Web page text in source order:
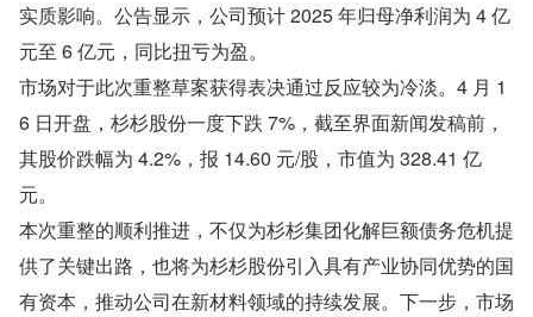
实质影响。公告显示，公司预计 2025 年归母净利润为 4 亿
元至 6 亿元，同比扭亏为盈。
市场对于此次重整草案获得表决通过反应较为冷淡。4 月 1
6 日开盘，杉杉股份一度下跌 7%，截至界面新闻发稿前，
其股价跌幅为 4.2%，报 14.60 元/股，市值为 328.41 亿
元。
本次重整的顺利推进，不仅为杉杉集团化解巨额债务危机提
供了关键出路，也将为杉杉股份引入具有产业协同优势的国
有资本，推动公司在新材料领域的持续发展。下一步，市场